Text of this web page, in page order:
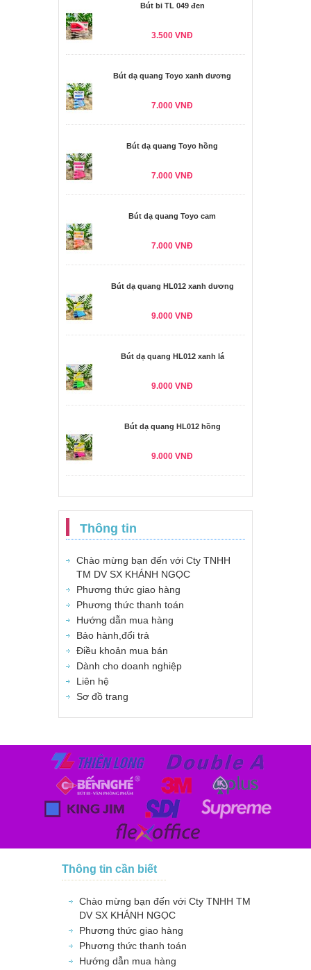
Bút bi TL 049 đen
3.500 VNĐ
Bút dạ quang Toyo xanh dương
7.000 VNĐ
Bút dạ quang Toyo hồng
7.000 VNĐ
Bút dạ quang Toyo cam
7.000 VNĐ
Bút dạ quang HL012 xanh dương
9.000 VNĐ
Bút dạ quang HL012 xanh lá
9.000 VNĐ
Bút dạ quang HL012 hồng
9.000 VNĐ
Thông tin
Chào mừng bạn đến với Cty TNHH
TM DV SX KHÁNH NGỌC
Phương thức giao hàng
Phương thức thanh toán
Hướng dẫn mua hàng
Bảo hành,đổi trả
Điều khoản mua bán
Dành cho doanh nghiệp
Liên hệ
Sơ đồ trang
Thông tin cần biết
Chào mừng bạn đến với Cty TNHH TM
DV SX KHÁNH NGỌC
Phương thức giao hàng
Phương thức thanh toán
Hướng dẫn mua hàng